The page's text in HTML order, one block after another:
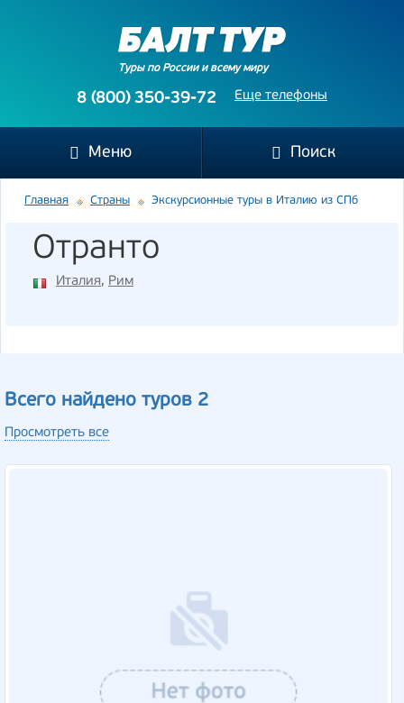
Туры по России и всему миру
Еще телефоны
8 (800) 350-39-72
Меню Поиск
Главная Страны Экскурсионные туры в Италию из СПб
Отранто
Италия, Рим
Всего найдено туров 2
Просмотреть все